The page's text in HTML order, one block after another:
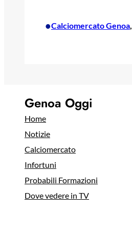
•Calciomercato Genoa,
Genoa Oggi
Home
Notizie
Calciomercato
Infortuni
Probabili Formazioni
Dove vedere in TV